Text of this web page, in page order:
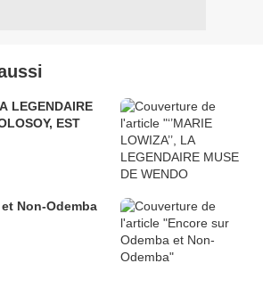
LEGENDAIRE
EST
Non-Odemba